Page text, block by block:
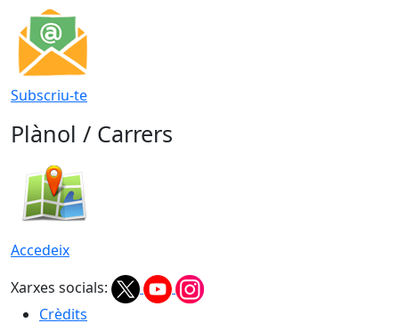
Subscriu-te
Plànol / Carrers
Accedeix
Xarxes socials:
Crèdits